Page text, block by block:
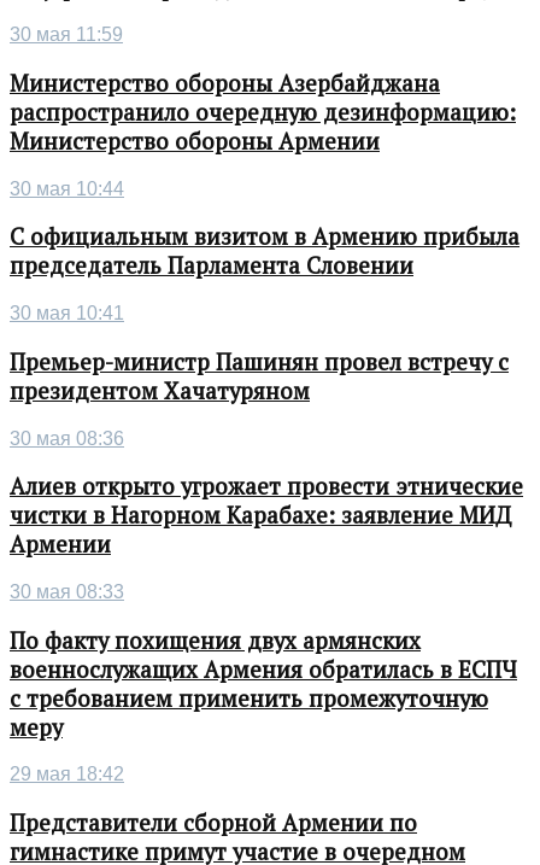
30 мая 11:59
Министерство обороны Азербайджана
распространило очередную дезинформацию:
Министерство обороны Армении
30 мая 10:44
С официальным визитом в Армению прибыла
председатель Парламента Словении
30 мая 10:41
Премьер-министр Пашинян провел встречу с
президентом Хачатуряном
30 мая 08:36
Алиев открыто угрожает провести этнические
чистки в Нагорном Карабахе: заявление МИД
Армении
30 мая 08:33
По факту похищения двух армянских
военнослужащих Армения обратилась в ЕСПЧ
с требованием применить промежуточную
меру
29 мая 18:42
Представители сборной Армении по
гимнастике примут участие в очередном